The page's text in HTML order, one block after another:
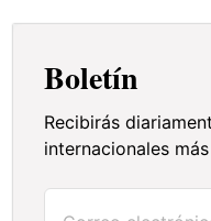
Boletín
Recibirás
internacionales